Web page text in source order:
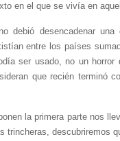
en el que se vivía en
debió desencadenar
entre los países
ser usado, no un horror
que recién terminó
la primera parte nos
trincheras, descubriremos